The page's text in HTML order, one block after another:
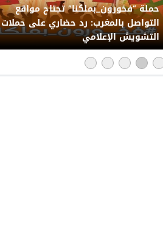
حملة “فخورون_بملكنا” تجتاح مواقع
التواصل بالمغرب: رد حضاري على حملات
التشويش الإعلامي